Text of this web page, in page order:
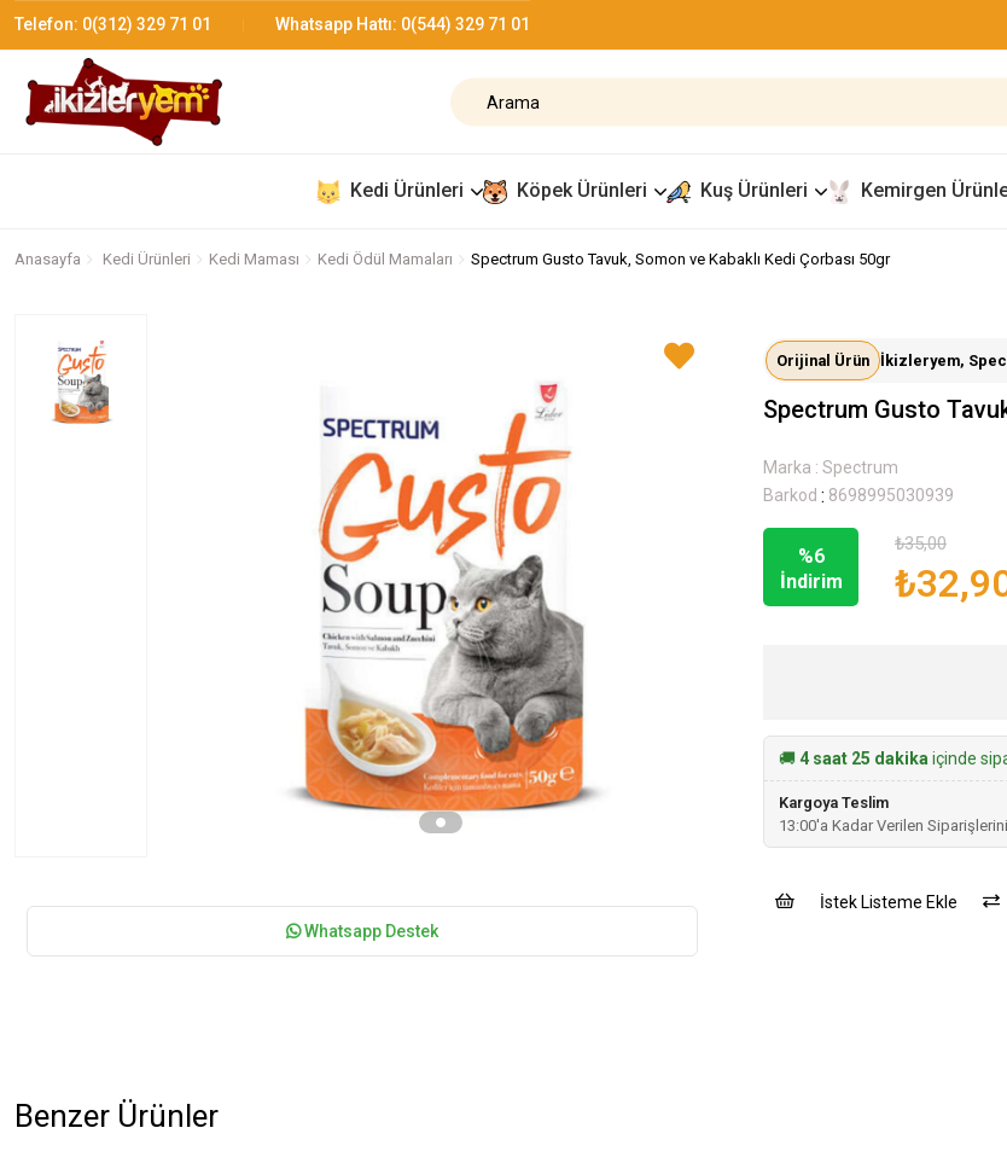
Telefon: 0(312) 329 71 01 Whatsapp Hattı: 0(544) 329 71 01
Kedi Ürünleri Köpek Ürünleri Kuş Ürünleri Kemirgen
Anasayfa Kedi Ürünleri Kedi Maması Kedi Ödül Mamaları Spectrum Gusto Tavuk, Somon ve Kabaklı Kedi Çorbası 50gr
Whatsapp Destek
Orijinal Ürün İkizleryem,
Spectrum Gusto
Marka : Spectrum
Barkod : 8698995030939
%6
İndirim
₺35,00
🚚 4 saat 25 dakika içinde
Kargoya Teslim
13:00'a Kadar Verilen
İstek Listeme Ekle
Benzer Ürünler